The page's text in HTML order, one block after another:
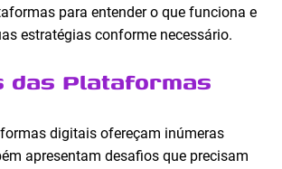
para entender o que funciona e
estratégias conforme necessário.
das Plataformas
digitais ofereçam inúmeras
apresentam desafios que precisam